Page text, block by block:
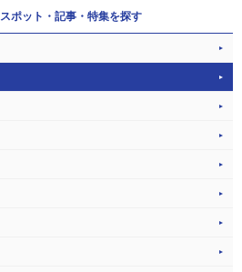
スポット・記事・特集を探す